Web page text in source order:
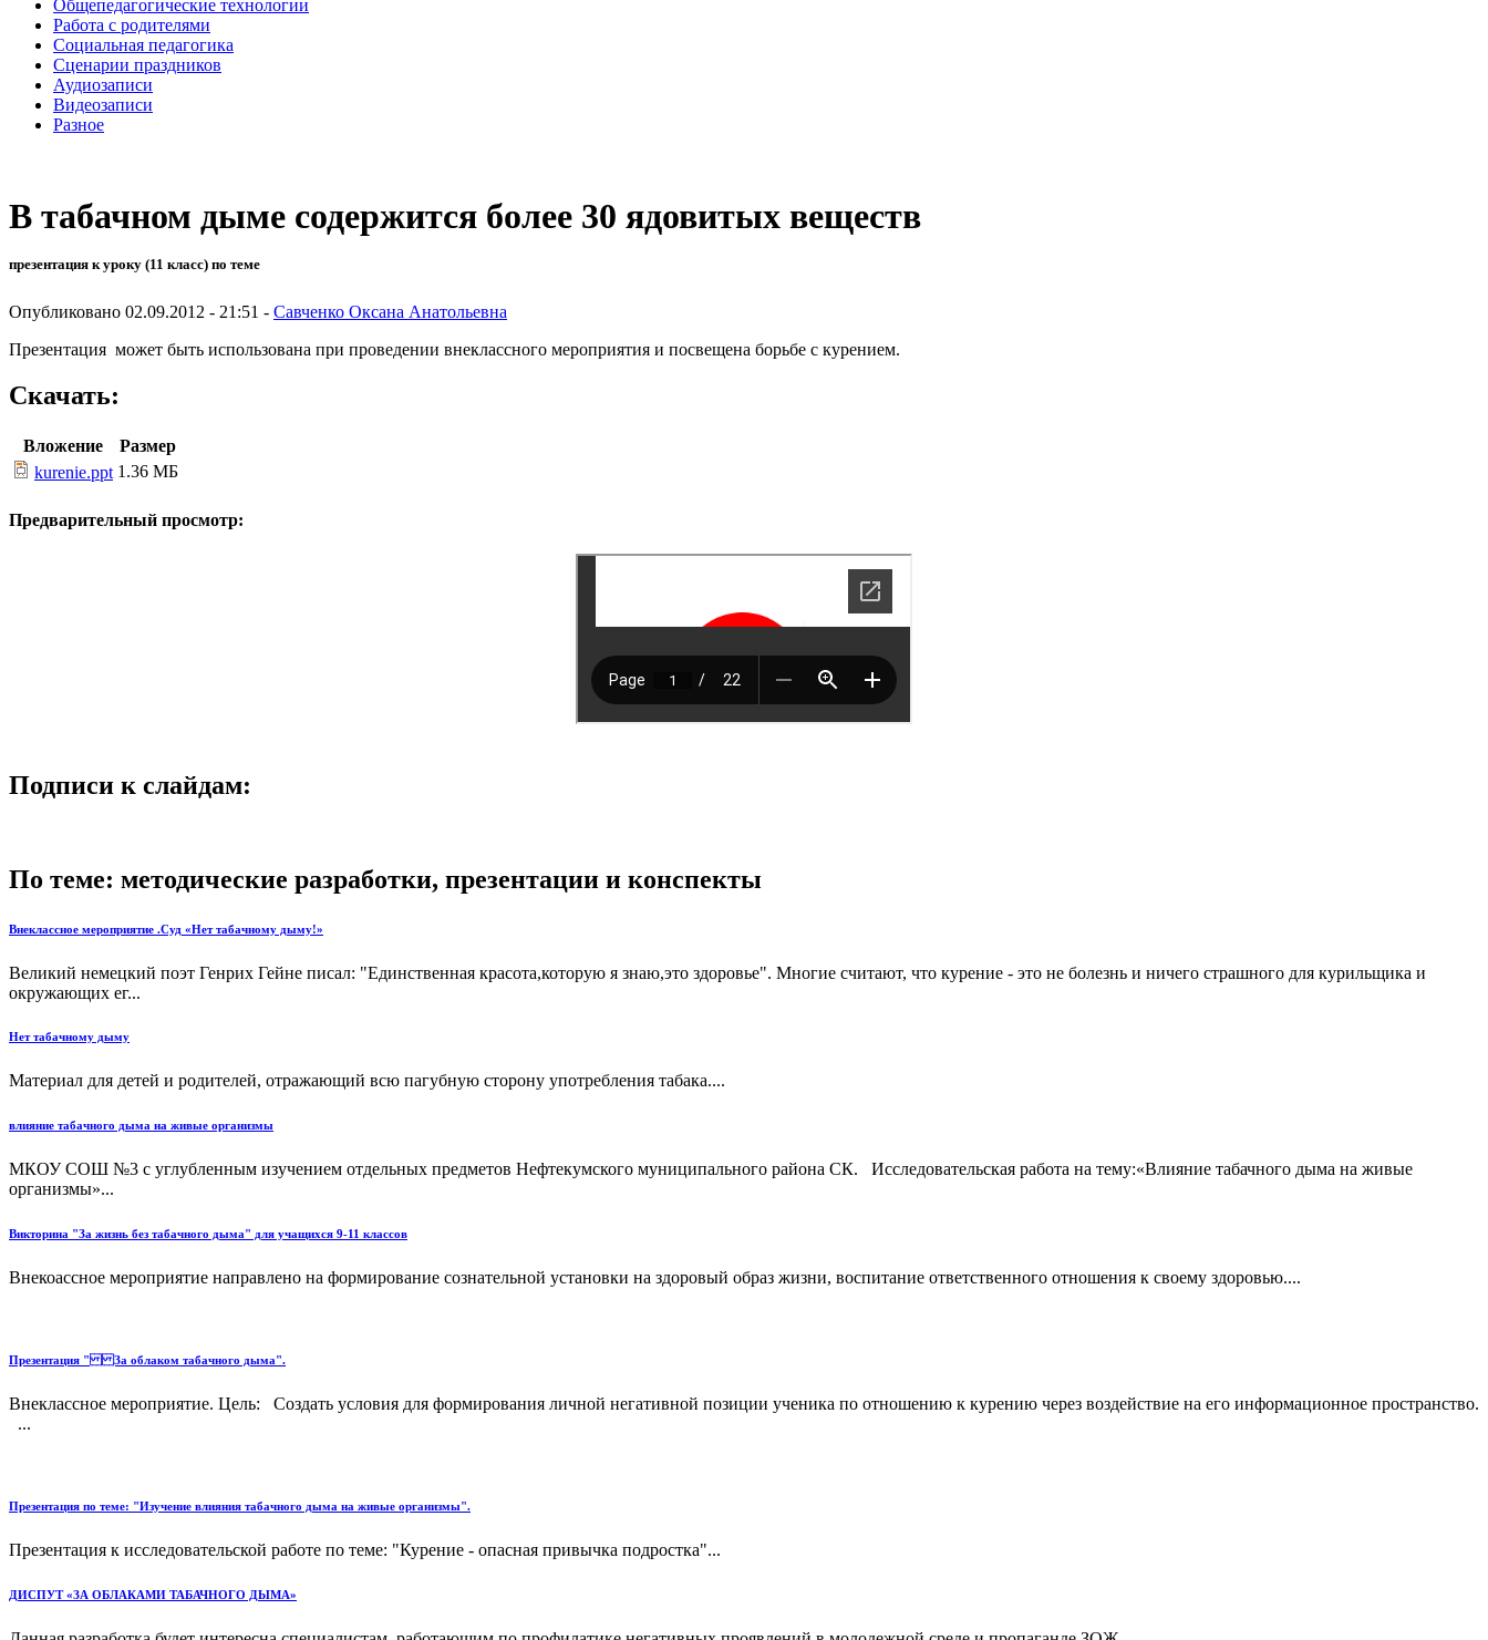
Общепедагогические технологии
Работа с родителями
Социальная педагогика
Сценарии праздников
Аудиозаписи
Видеозаписи
Разное
В табачном дыме содержится более 30 ядовитых веществ
презентация к уроку (11 класс) по теме
Опубликовано 02.09.2012 - 21:51 - Савченко Оксана Анатольевна
Презентация может быть использована при проведении внеклассного мероприятия и посвещена борьбе с курением.
Скачать:
Вложение
Размер
kurenie.ppt 1.36 МБ
Предварительный просмотр:
Подписи к слайдам:
По теме: методические разработки, презентации и конспекты
Внеклассное мероприятие .Суд «Нет табачному дыму!»
Великий немецкий поэт Генрих Гейне писал: "Единственная красота,которую я знаю,это здоровье". Многие считают, что курение - это не болезнь и ничего страшного для курильщика и
окружающих ег...
Нет табачному дыму
Материал для детей и родителей, отражающий всю пагубную сторону употребления табака....
влияние табачного дыма на живые организмы
МКОУ СОШ №3 с углубленным изучением отдельных предметов Нефтекумского муниципального района СК. Исследовательская работа на тему:«Влияние табачного дыма на живые
организмы»...
Викторина "За жизнь без табачного дыма" для учащихся 9-11 классов
Внекоассное мероприятие направлено на формирование сознательной установки на здоровый образ жизни, воспитание ответственного отношения к своему здоровью....
Презентация " За облаком табачного дыма".
Внеклассное мероприятие. Цель: Создать условия для формирования личной негативной позиции ученика по отношению к курению через воздействие на его информационное пространство.
...
Презентация по теме: "Изучение влияния табачного дыма на живые организмы".
Презентация к исследовательской работе по теме: "Курение - опасная привычка подростка"...
ДИСПУТ «ЗА ОБЛАКАМИ ТАБАЧНОГО ДЫМА»